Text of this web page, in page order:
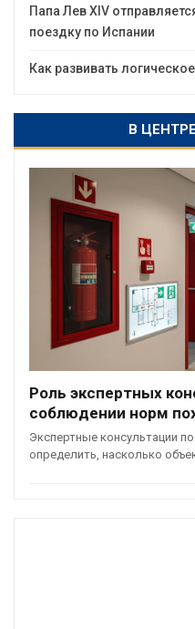
Папа Лев XIV
поездку по Испании
Как развивать
В
Роль экспертных
соблюдении норм
Экспертные консультации
определить, насколько